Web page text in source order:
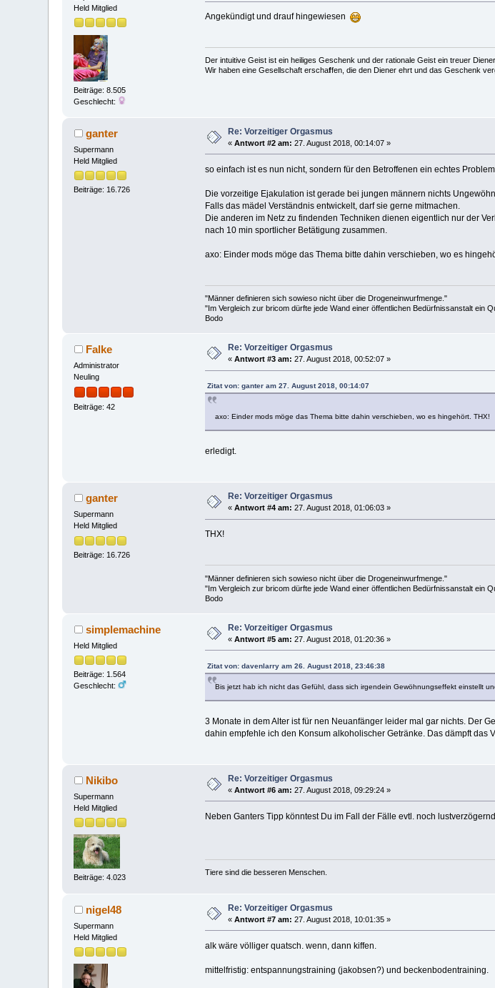
Held Mitglied
Beiträge: 8.505
Geschlecht:
Angekündigt und drauf hingewiesen
Der intuitive Geist ist ein heiliges Geschenk und der rationale Geist ein treuer
Wir haben eine Gesellschaft erschaffen, die den Diener ehrt und das Geschenk
ganter
Supermann
Held Mitglied
Beiträge: 16.726
Re: Vorzeitiger Orgasmus
«Antwort #2 am: 27. August 2018, 00:14:07 »
so einfach ist es nun nicht, sondern für den Betroffenen ein echtes
Die vorzeitige Ejakulation ist gerade bei jungen männern nichts
Falls das mädel Verständnis entwickelt, darf sie gerne mitmachen.
Die anderen im Netz zu findenden Techniken dienen eigentlich nur der
nach 10 min sportlicher Betätigung zusammen.
axo: Einder mods möge das Thema bitte dahin verschieben, wo es
"Männer definieren sich sowieso nicht über die Drogeneinwurfmenge."
"Im Vergleich zur bricom dürfte jede Wand einer öffentlichen Bedürfnissanstalt ein
Bodo
Falke
Administrator
Neuling
Beiträge: 42
Re: Vorzeitiger Orgasmus
«Antwort #3 am: 27. August 2018, 00:52:07 »
Zitat von: ganter am 27. August 2018, 00:14:07
axo: Einder mods möge das Thema bitte dahin verschieben, wo es hingehört. THX!
erledigt.
ganter
Supermann
Held Mitglied
Beiträge: 16.726
Re: Vorzeitiger Orgasmus
«Antwort #4 am: 27. August 2018, 01:06:03 »
THX!
"Männer definieren sich sowieso nicht über die Drogeneinwurfmenge."
"Im Vergleich zur bricom dürfte jede Wand einer öffentlichen Bedürfnissanstalt ein
Bodo
simplemachine
Held Mitglied
Beiträge: 1.564
Geschlecht:
Re: Vorzeitiger Orgasmus
«Antwort #5 am: 27. August 2018, 01:20:36 »
Zitat von: davenlarry am 26. August 2018, 23:46:38
Bis jetzt hab ich nicht das Gefühl, dass sich irgendein Gewöhnungseffekt einstellt
3 Monate in dem Alter ist für nen Neuanfänger leider mal gar nichts. Der
dahin empfehle ich den Konsum alkoholischer Getränke. Das dämpft das
Nikibo
Supermann
Held Mitglied
Beiträge: 4.023
Re: Vorzeitiger Orgasmus
«Antwort #6 am: 27. August 2018, 09:29:24 »
Neben Ganters Tipp könntest Du im Fall der Fälle evtl. noch
Tiere sind die besseren Menschen.
nigel48
Supermann
Held Mitglied
Re: Vorzeitiger Orgasmus
«Antwort #7 am: 27. August 2018, 10:01:35 »
alk wäre völliger quatsch. wenn, dann kiffen.
mittelfristig: entspannungstraining (jakobsen?) und beckenbodentraining.